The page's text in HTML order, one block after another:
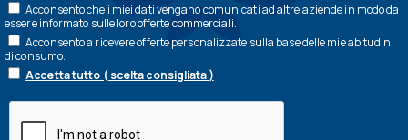
Acconsento che i miei dati vengano comunicati ad altre aziende in modo da
essere informato sulle loro offerte commerciali.
Acconsento a ricevere offerte personalizzate sulla base delle mie abitudini
di consumo.
Accetta tutto ( scelta consigliata )